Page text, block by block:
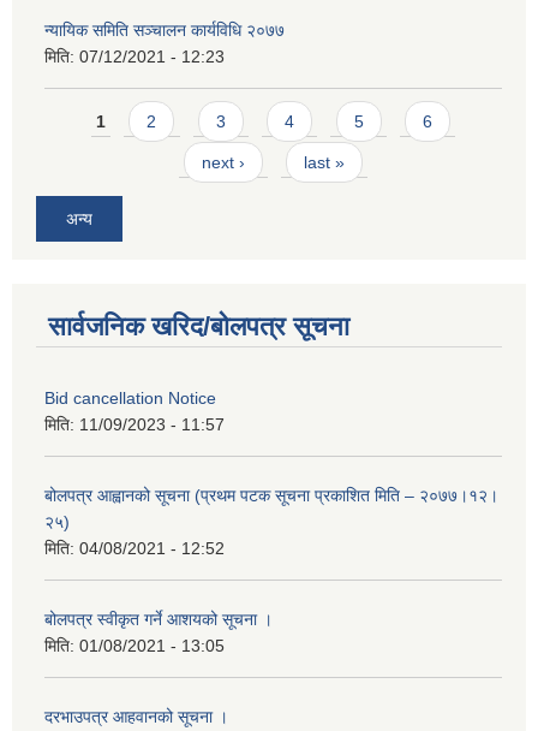
न्यायिक समिति सञ्चालन कार्यविधि २०७७
मिति: 07/12/2021 - 12:23
Pages
1 2 3 4 5 6
next › last »
अन्य
सार्वजनिक खरिद/बोलपत्र सूचना
Bid cancellation Notice
मिति: 11/09/2023 - 11:57
बोलपत्र आह्वानको सूचना (प्रथम पटक सूचना प्रकाशित मिति – २०७७।१२।
२५)
मिति: 04/08/2021 - 12:52
बोलपत्र स्वीकृत गर्ने आशयको सूचना ।
मिति: 01/08/2021 - 13:05
दरभाउपत्र आहवानको सूचना ।